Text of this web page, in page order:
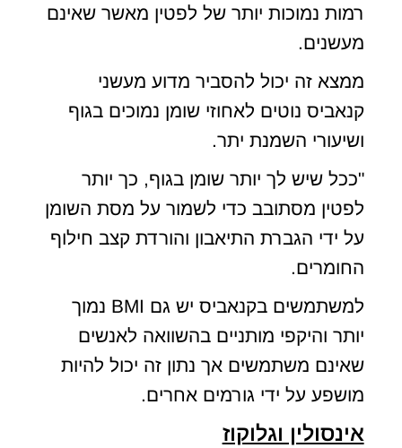
רמות נמוכות יותר של לפטין מאשר שאינם
מעשנים.
ממצא זה יכול להסביר מדוע מעשני
קנאביס נוטים לאחוזי שומן נמוכים בגוף
ושיעורי השמנת יתר.
"ככל שיש לך יותר שומן בגוף, כך יותר
לפטין מסתובב כדי לשמור על מסת השומן
על ידי הגברת התיאבון והורדת קצב חילוף
החומרים.
למשתמשים בקנאביס יש גם BMI נמוך
יותר והיקפי מותניים בהשוואה לאנשים
שאינם משתמשים אך נתון זה יכול להיות
מושפע על ידי גורמים אחרים.
אינסולין וגלוקוז